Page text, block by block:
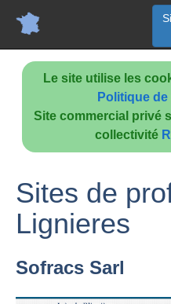
Le site utilise les
Politique
Site commercial privé
collectivité
Sites de
Lignieres
Sofracs Sarl